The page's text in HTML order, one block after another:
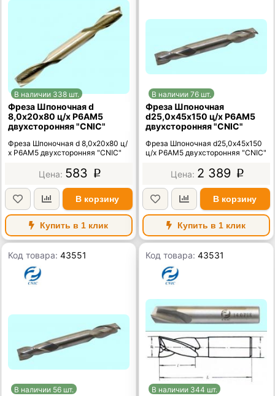
В наличии 338 шт.
Фреза Шпоночная d
8,0х20х80 ц/х Р6АМ5
двухсторонняя "CNIC"
Фреза Шпоночная d 8,0х20х80 ц/
х Р6АМ5 двухсторонняя "CNIC"
583 p
В корзину
Купить в 1 клик
В наличии 76 шт.
Фреза Шпоночная
d25,0х45х150 ц/х Р6АМ5
двухсторонняя "CNIC"
Фреза Шпоночная d25,0х45х150
ц/х Р6АМ5 двухсторонняя "CNIC"
2 389 p
В корзину
Купить в 1 клик
Код товара:43551
В наличии 56 шт.
Код товара:43531
В наличии 344 шт.